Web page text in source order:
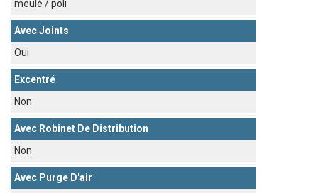
meulé / poli
Avec Joints
Oui
Excentré
Non
Avec Robinet De Distribution
Non
Avec Purge D'air